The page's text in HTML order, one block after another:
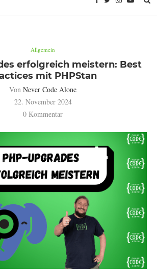
Allgemein
erfolgreich meistern: Best
mit PHPStan
Von Never Code Alone
22. November 2024
0 Kommentar